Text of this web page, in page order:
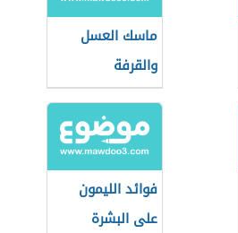
ماسك العسل
والقرفة
فوائد الليمون
على البشرة